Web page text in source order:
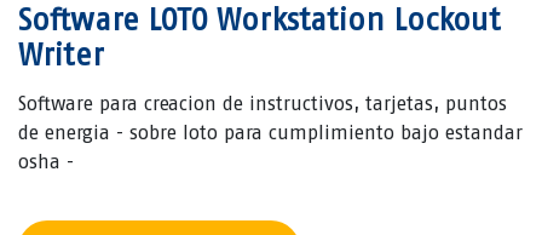
Software LOTO Workstation Lockout
Writer
Software para creacion de instructivos, tarjetas, puntos
de energia - sobre loto para cumplimiento bajo estandar
osha -